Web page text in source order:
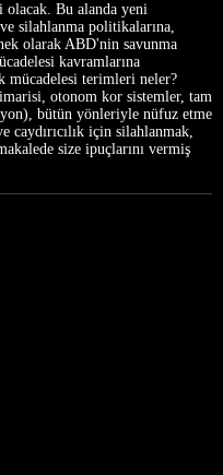
olacak. Bu alanda yeni
silahlanma politikalarına,
olarak ABD'nin savunma
kavramlarına
mücadelesi terimleri neler?
otonom kor sistemler, tam
bütün yönleriyle nüfuz etme
caydırıcılık için silahlanmak,
size ipuçlarını vermiş